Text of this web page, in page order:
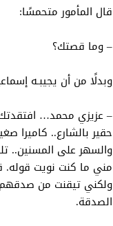
قال المأمور متحمسًا:
– وما قصتك؟
وبدلًا من أن يجيبـه
– عزيزي محمد…
حقير بالشارع.. كاميرا
والسهر على المسنين..
مني ما كنت نويت قوله.
ولكني تيقنت من صدقهم
الصدقة.